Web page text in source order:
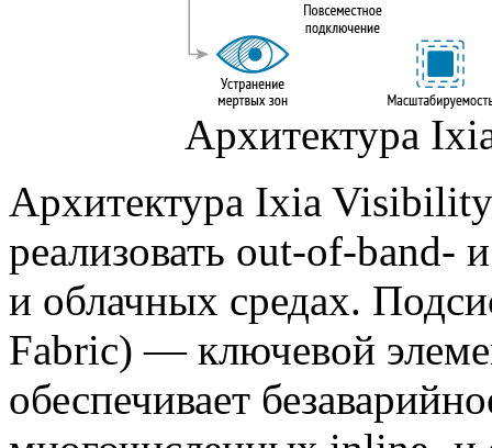
Архитектура
Архитектура Ixia
реализовать out-of-band-
и облачных средах.
Fabric) — ключевой
обеспечивает